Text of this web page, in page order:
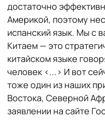
достаточно
Америкой, поэтому
испанский язык. Мы с
Китаем — это
китайском языке
человек <...> И вот
тоже один из наших
Востока, Северной
заявлении на сайте